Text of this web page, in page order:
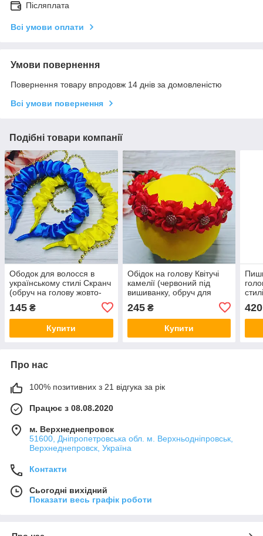
Післяплата
Всі умови оплати
Умови повернення
Повернення товару впродовж 14 днів за домовленістю
Всі умови повернення
Подібні товари компанії
Ободок для волосся в
українському стилі Скранч
(обруч на голову жовто-
шкільний ручної роботи,
святковий)
145 ₴
Купити
Обідок на голову Квітучі
камелії (червоний під
вишиванку, обруч для
волосся, вінок на голову)
245₴
Купити
420
Про нас
100% позитивних з 21 відгука за рік
Працює з 08.08.2020
м. Верхнеднепровск
51600, Дніпропетровська обл. м. Верхньодніпровськ,
Верхнеднепровск, Україна
Контакти
Сьогодні вихідний
Показати весь графік роботи